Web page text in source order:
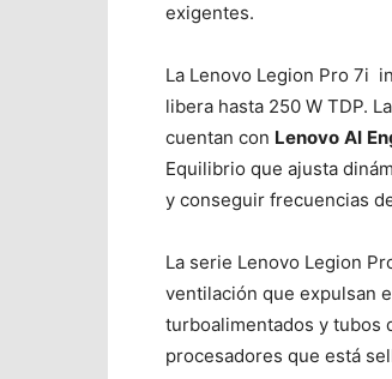
exigentes.
La Lenovo Legion Pro 7i
libera hasta 250 W TDP.
cuentan con Lenovo AI
Equilibrio que ajusta
y conseguir frecuencias
La serie Lenovo Legion
ventilación que expulsan
turboalimentados y tubos
procesadores que está